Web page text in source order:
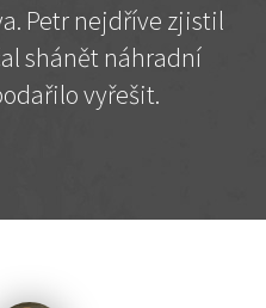
Petr nejdříve zjistil
shánět náhradní
vyřešit.